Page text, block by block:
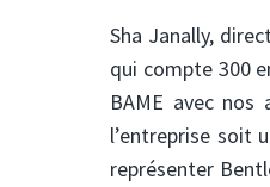
Sha Janally,
qui compte 300
BAME avec
l’entreprise soit
représenter